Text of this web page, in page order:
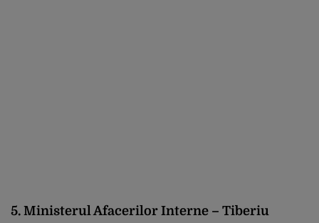
5. Ministerul Afacerilor Interne – Tiberiu